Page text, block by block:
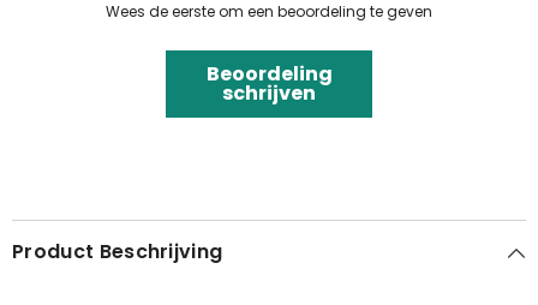
Wees de eerste om een beoordeling te geven
Beoordeling
schrijven
Product Beschrijving